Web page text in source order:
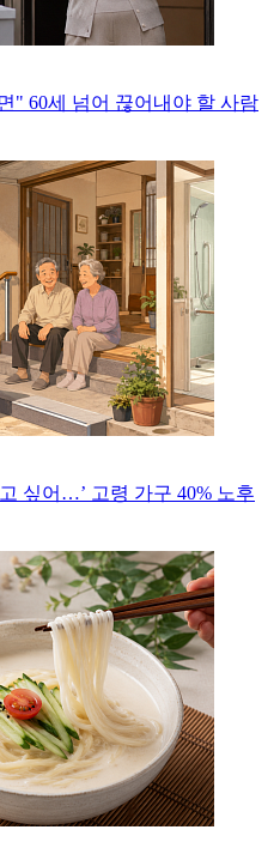
" 60세 넘어 끊어내야 할 사람
싶어…’ 고령 가구 40% 노후